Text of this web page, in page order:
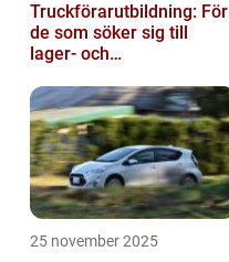
Truckförarutbildning: För
de som söker sig till
lager- och
25 november 2025